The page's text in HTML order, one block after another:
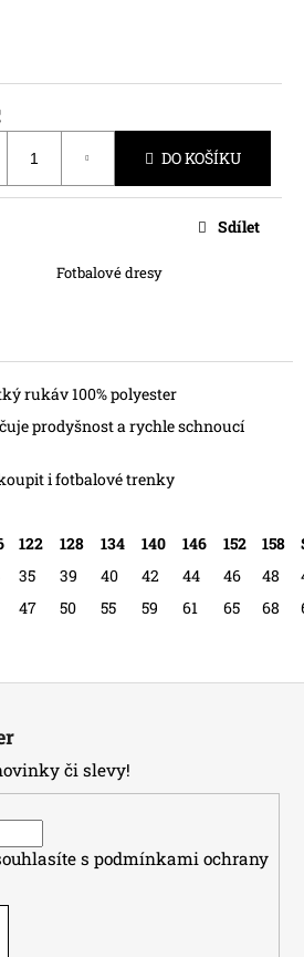
DO KOŠÍKU
Fotbalové dresy
Sdílet
rukáv 100% polyester
prodyšnost a rychle schnoucí
i fotbalové trenky
122 128 134 140 146 152 158
35 39 40 42 44 46 48
47 50 55 59 61 65 68
či slevy!
s podmínkami ochrany